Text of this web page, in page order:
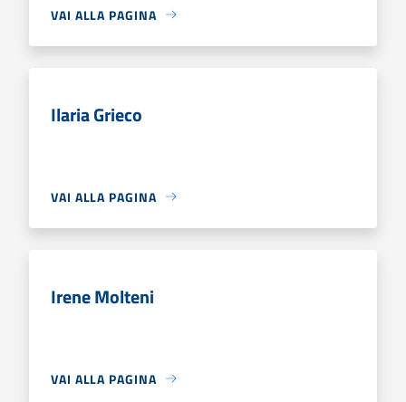
VAI ALLA PAGINA
Ilaria Grieco
VAI ALLA PAGINA
Irene Molteni
VAI ALLA PAGINA